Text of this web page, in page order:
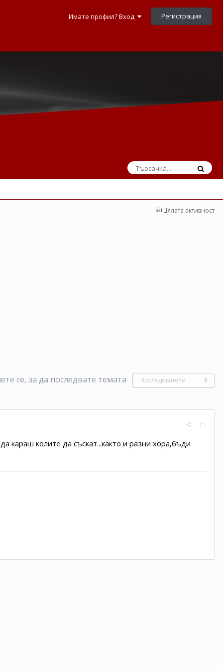
Имате профил? Вход Регистрация
Цялата активност
се, за да последвате темата Последователи 0
#1
колите да съскат...както и разни хора,бъди